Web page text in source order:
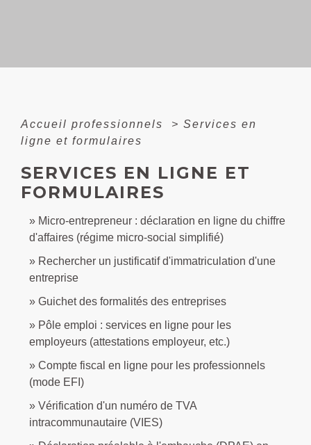
Accueil professionnels > Services en
ligne et formulaires
SERVICES EN LIGNE ET
FORMULAIRES
Micro-entrepreneur : déclaration en ligne du chiffre
d'affaires (régime micro-social simplifié)
Rechercher un justificatif d'immatriculation d'une
entreprise
Guichet des formalités des entreprises
Pôle emploi : services en ligne pour les
employeurs (attestations employeur, etc.)
Compte fiscal en ligne pour les professionnels
(mode EFI)
Vérification d'un numéro de TVA
intracommunautaire (VIES)